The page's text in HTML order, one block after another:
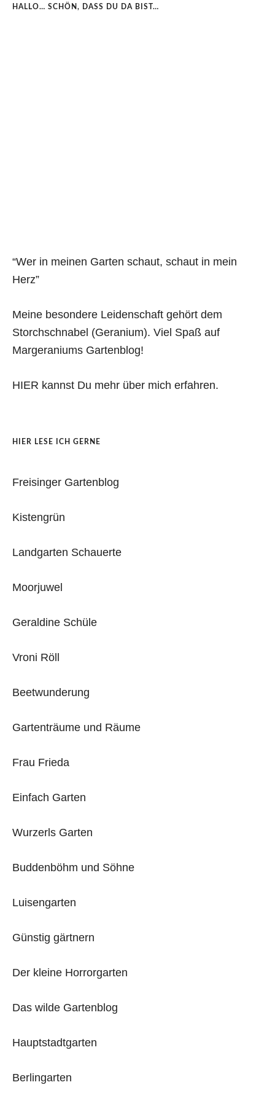
HALLO… SCHÖN, DASS DU DA BIST…
“Wer in meinen Garten schaut, schaut in mein
Herz”
Meine besondere Leidenschaft gehört dem
Storchschnabel (Geranium). Viel Spaß auf
Margeraniums Gartenblog!
HIER kannst Du mehr über mich erfahren.
HIER LESE ICH GERNE
Freisinger Gartenblog
Kistengrün
Landgarten Schauerte
Moorjuwel
Geraldine Schüle
Vroni Röll
Beetwunderung
Gartenträume und Räume
Frau Frieda
Einfach Garten
Wurzerls Garten
Buddenböhm und Söhne
Luisengarten
Günstig gärtnern
Der kleine Horrorgarten
Das wilde Gartenblog
Hauptstadtgarten
Berlingarten